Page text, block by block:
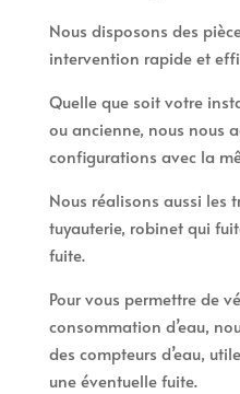
Nous disposons des
intervention rapide et
Quelle que soit votre
ou ancienne, nous nous
configurations avec la
Nous réalisons aussi les
tuyauterie, robinet qui
fuite.
Pour vous permettre de
consommation d’eau,
des compteurs d’eau,
une éventuelle fuite.